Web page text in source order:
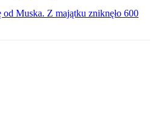
od Muska. Z majątku zniknęło 600